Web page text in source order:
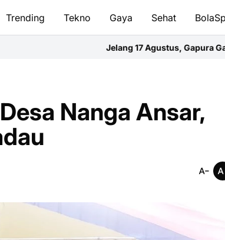
Trending Tekno Gaya Sehat
Jelang 17 Agustus, Gapura Gang Abadi Selat Tengah
Nanga Ansar,